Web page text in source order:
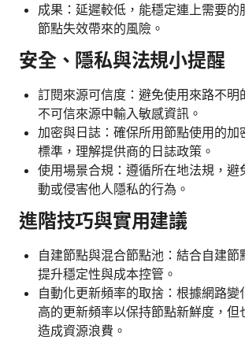
成果：延遲較低，能穩定連上需要的
節點失效帶來的風險。
安全、隱私與法規小提醒
訂閱來源可信度：避免使用來路不明
不可信來源中輸入敏感資訊。
加密與日誌：確保所用節點使用的加
標準，理解提供商的日誌政策。
使用場景合規：遵循所在地法規，避
動或侵害他人隱私的行為。
進階技巧與實用建議
自建節點與混合節點池：結合自建節
提升穩定性與成本控管。
自動化更新頻率的取捨：根據網路變
高的更新頻率以保持節點新鮮度，但
造成資源浪費。